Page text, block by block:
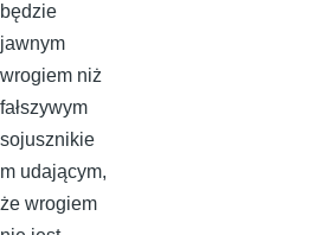
będzie
jawnym
wrogiem niż
fałszywym
sojusznikie
m udającym,
że wrogiem